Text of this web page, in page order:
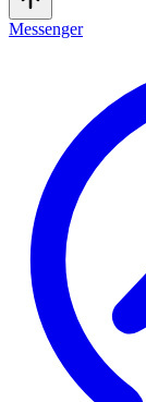
Messenger